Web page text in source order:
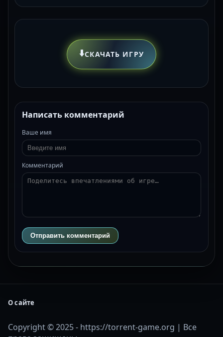
⬇️СКАЧАТЬ ИГРУ
Написать комментарий
Ваше имя
Комментарий
Отправить комментарий
О сайте
Copyright © 2025 - https://torrent-game.org | Все